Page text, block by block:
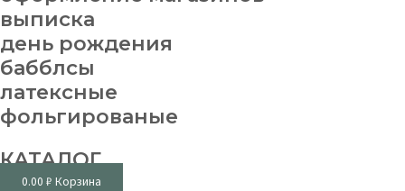
выписка
день рождения
бабблсы
латексные
фольгированые
КАТАЛОГ
0.00 ₽ Корзина